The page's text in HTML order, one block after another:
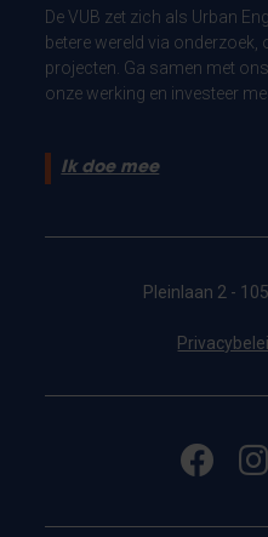
De VUB zet zich als Urban
betere wereld via
projecten. Ga samen met
onze werking en investeer
Ik doe mee
Pleinlaan 2 -